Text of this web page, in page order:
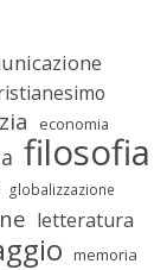
economia
filosofia
globalizzazione
letteratura
memoria